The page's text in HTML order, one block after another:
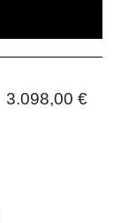
3.098,00 €